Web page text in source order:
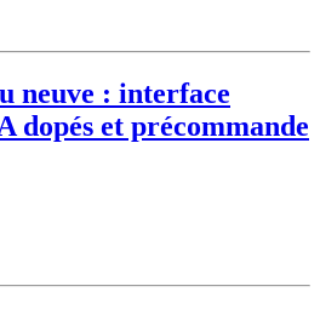
neuve : interface
dopés et précommande